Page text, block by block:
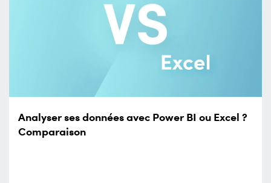
Analyser ses données avec Power BI ou Excel ?
Comparaison